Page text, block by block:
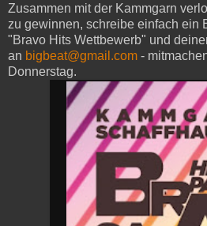
Zusammen mit der Kammgarn
zu gewinnen, schreibe einfach ein
"Bravo Hits Wettbewerb" und
an bigbeat@gmail.com -
Donnerstag.